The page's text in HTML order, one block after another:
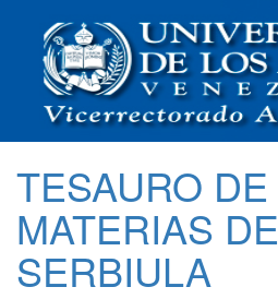
TESAURO DE
MATERIAS DE
SERBIULA